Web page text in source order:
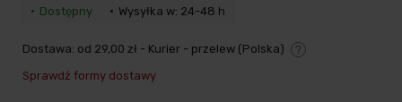
Dostępny Wysyłka w: 24-48 h
Dostawa: od 29,00 zł - Kurier - przelew (Polska)
Sprawdź formy dostawy